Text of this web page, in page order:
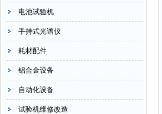
电池试验机
手持式光谱仪
耗材配件
铝合金设备
自动化设备
试验机维修改造